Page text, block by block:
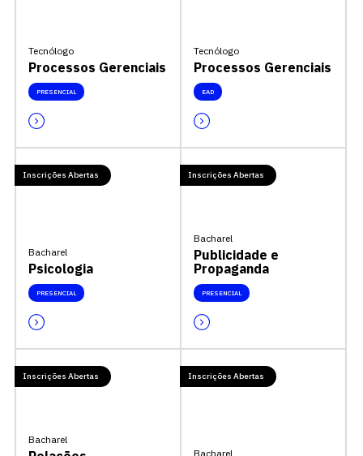
Tecnólogo
Processos Gerenciais
PRESENCIAL
Tecnólogo
Processos Gerenciais
EAD
Inscrições Abertas
Bacharel
Psicologia
PRESENCIAL
Inscrições Abertas
Bacharel
Publicidade e
Propaganda
PRESENCIAL
Inscrições Abertas
Bacharel
Inscrições Abertas
Bacharel